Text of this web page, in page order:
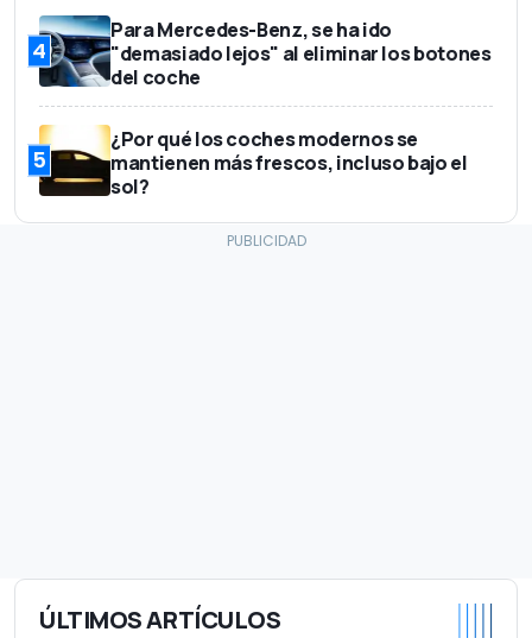
4
Para Mercedes-Benz, se ha ido
"demasiado lejos" al eliminar los botones
del coche
5
¿Por qué los coches modernos se
mantienen más frescos, incluso bajo el
sol?
ÚLTIMOS ARTÍCULOS